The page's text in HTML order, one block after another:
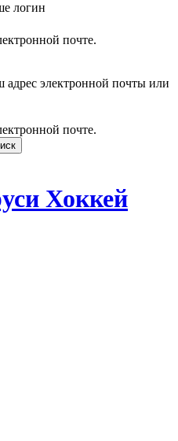
логин
почте.
адрес электронной почты или
почте.
Хоккей